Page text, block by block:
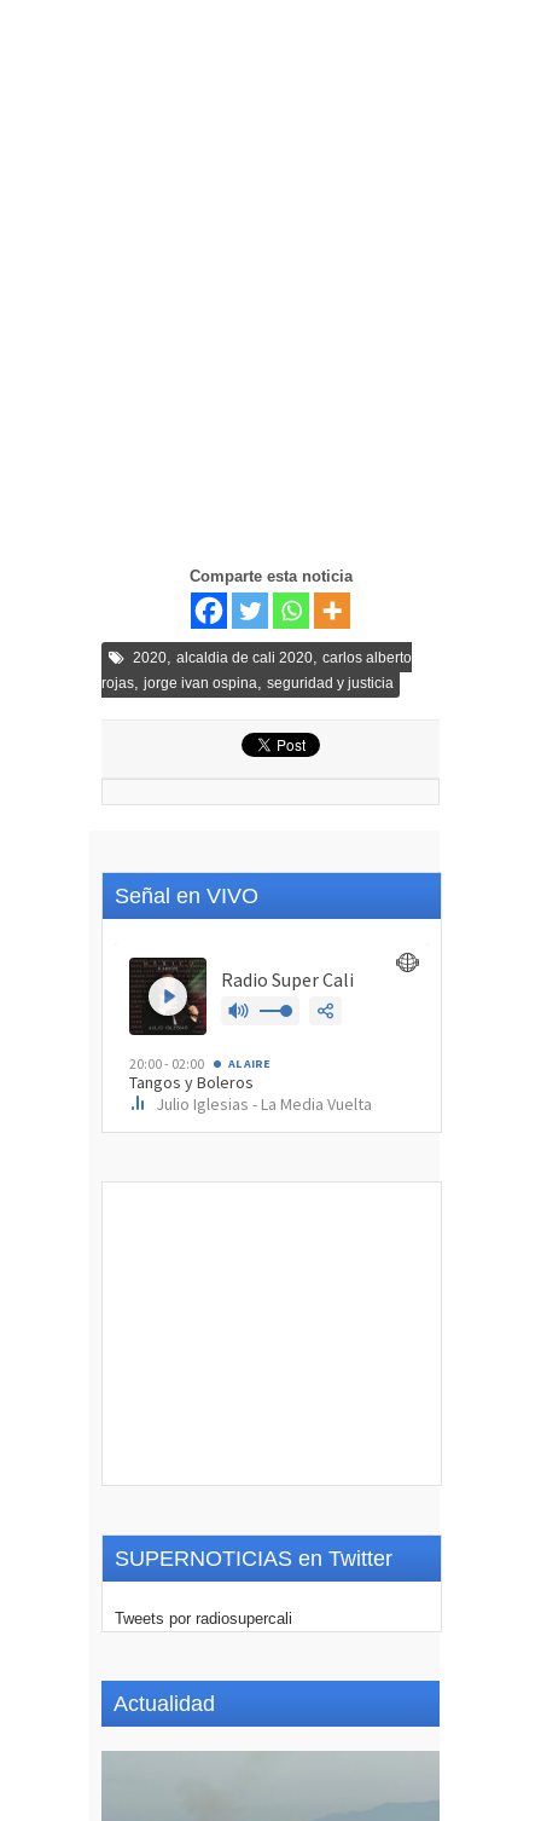
Comparte esta noticia
2020, alcaldia de cali 2020, carlos alberto
rojas, jorge ivan ospina, seguridad y justicia
Señal en VIVO
SUPERNOTICIAS en Twitter
Tweets por radiosupercali
Actualidad